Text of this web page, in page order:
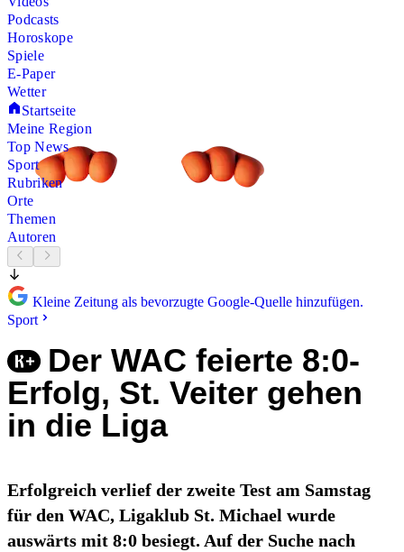
Podcasts
Horoskope
Spiele
E-Paper
Wetter
Startseite
Meine Region
Top News
Sport
Rubriken
Orte
Themen
Autoren
Kleine Zeitung als bevorzugte Google-Quelle hinzufügen.
Sport
Der WAC feierte 8:0-
Erfolg, St. Veiter gehen
in die Liga
Erfolgreich verlief der zweite Test am Samstag
für den WAC, Ligaklub St. Michael wurde
auswärts mit 8:0 besiegt. Auf der Suche nach